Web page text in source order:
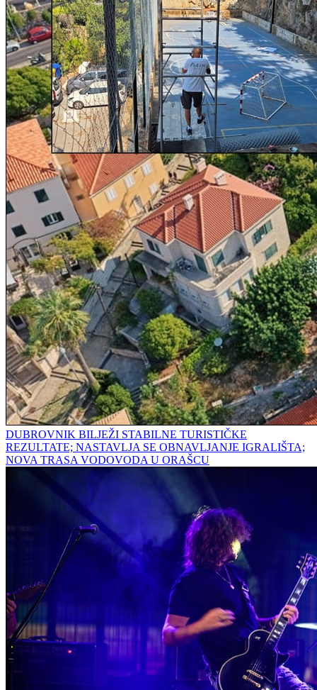
DUBROVNIK BILJEŽI STABILNE TURISTIČKE
REZULTATE; NASTAVLJA SE OBNAVLJANJE IGRALIŠTA;
NOVA TRASA VODOVODA U ORAŠCU